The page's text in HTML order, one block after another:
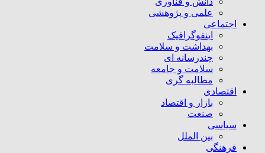
علمی و پژوهشی
اجتماعی
اینفوگرافیک
بهداشت و سلامت
چندرسانه ای
سلامت و جامعه
مطالبه گری
اقتصادی
بازار و اقتصاد
صنعت
سیاسی
بین الملل
فرهنگی